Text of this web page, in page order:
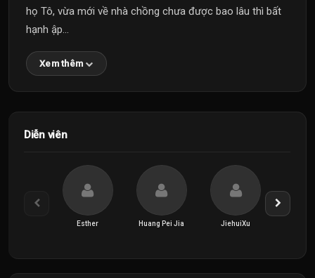
họ Tô, vừa mới về nhà chồng chưa được bao lâu thì bất
hạnh ập...
Xem thêm
Diễn viên
Esther Huang Pei Jia JiehuiXu